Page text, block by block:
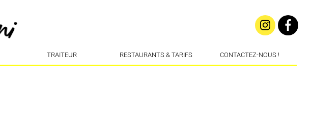
TRAITEUR RESTAURANTS & TARIFS CONTACTEZ-NOUS !